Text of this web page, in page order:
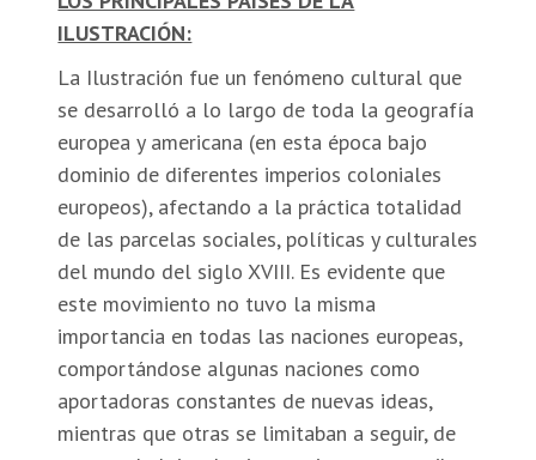
ILUSTRACIÓN:
La Ilustración fue un fenómeno cultural que
se desarrolló a lo largo de toda la geografía
europea y americana (en esta época bajo
dominio de diferentes imperios coloniales
europeos), afectando a la práctica totalidad
de las parcelas sociales, políticas y culturales
del mundo del siglo XVIII. Es evidente que
este movimiento no tuvo la misma
importancia en todas las naciones europeas,
comportándose algunas naciones como
aportadoras constantes de nuevas ideas,
mientras que otras se limitaban a seguir, de